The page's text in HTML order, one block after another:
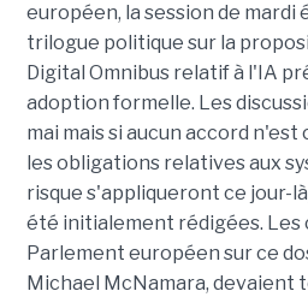
européen, la session de mardi
trilogue politique sur la
Digital Omnibus relatif à l'IA
adoption formelle. Les
mai mais si aucun accord n'est
les obligations relatives aux
risque s'appliqueront ce jour-
été initialement rédigées. Les
Parlement européen sur ce
Michael McNamara, devaient